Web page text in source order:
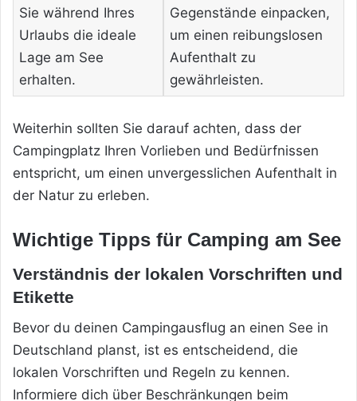
Sie während Ihres
Urlaubs die ideale
Lage am See
erhalten.
Gegenstände einpacken,
um einen reibungslosen
Aufenthalt zu
gewährleisten.
Weiterhin sollten Sie darauf achten, dass der
Campingplatz Ihren Vorlieben und Bedürfnissen
entspricht, um einen unvergesslichen Aufenthalt in
der Natur zu erleben.
Wichtige Tipps für Camping am See
Verständnis der lokalen Vorschriften und
Etikette
Bevor du deinen Campingausflug an einen See in
Deutschland planst, ist es entscheidend, die
lokalen Vorschriften und Regeln zu kennen.
Informiere dich über Beschränkungen beim